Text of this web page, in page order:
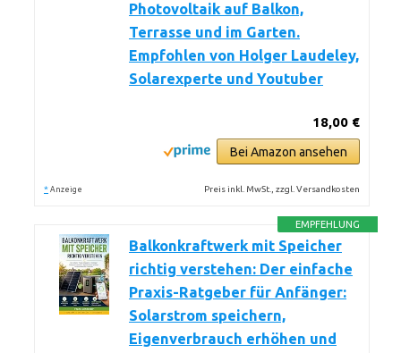
Photovoltaik auf Balkon,
Terrasse und im Garten.
Empfohlen von Holger Laudeley,
Solarexperte und Youtuber
18,00 €
Bei Amazon ansehen
* Anzeige Preis inkl. MwSt., zzgl. Versandkosten
EMPFEHLUNG
Balkonkraftwerk mit Speicher
richtig verstehen: Der einfache
Praxis-Ratgeber für Anfänger:
Solarstrom speichern,
Eigenverbrauch erhöhen und